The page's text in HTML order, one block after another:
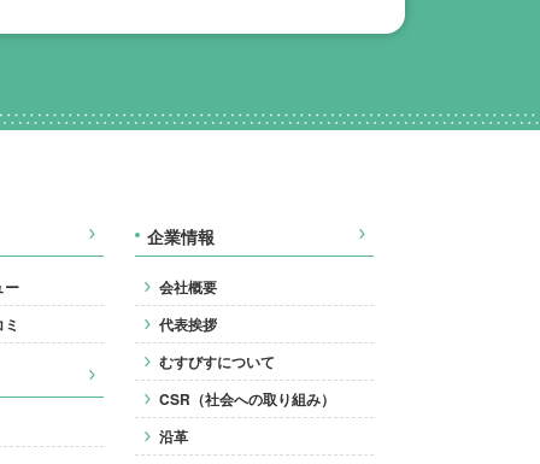
ー
企業情報
会社概要
代表挨拶
むすびすについて
CSR（社会への取り組み）
沿革